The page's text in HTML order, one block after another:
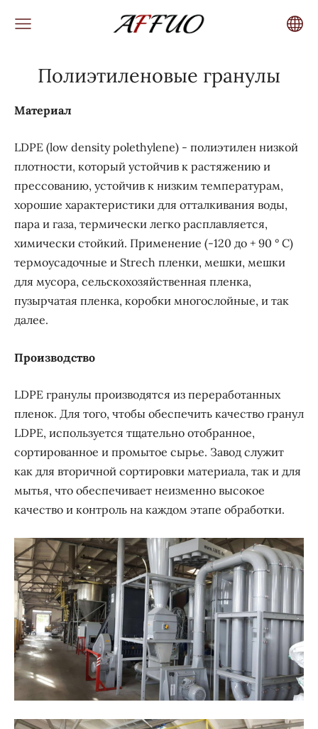
Полиэтиленовые гранулы
Материал
LDPE (low density polethylene) - полиэтилен низкой
плотности, который устойчив к растяжению и
прессованию, устойчив к низким температурам,
хорошие характеристики для отталкивания воды,
пара и газа, термически легко расплавляется,
химически стойкий. Применение (-120 до + 90 ° С)
термоусадочные и Strech пленки, мешки, мешки
для мусора, сельскохозяйственная пленка,
пузырчатая пленка, коробки многослойные, и так
далее.
Производство
LDPE гранулы производятся из переработанных
пленок. Для того, чтобы обеспечить качество гранул
LDPE, используется тщательно отобранное,
сортированное и промытое сырье. Завод служит
как для вторичной сортировки материала, так и для
мытья, что обеспечивает неизменно высокое
качество и контроль на каждом этапе обработки.